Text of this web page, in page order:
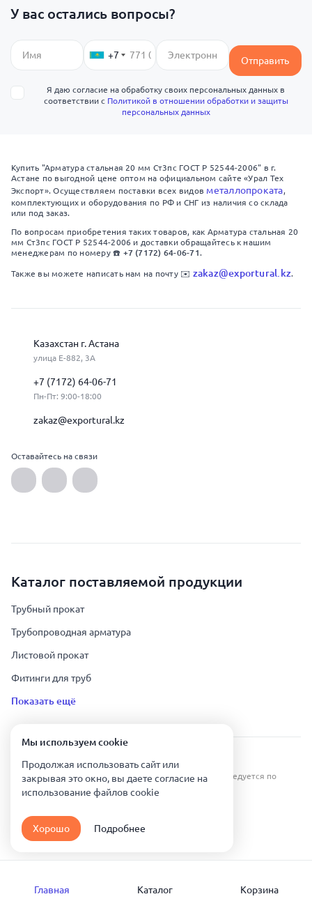
У вас остались вопросы?
+7 Отправить
Я даю согласие на обработку своих персональных данных в
соответствии с Политикой в отношении обработки и защиты
персональных данных
Купить "Арматура стальная 20 мм Ст3пс ГОСТ Р 52544-2006" в г.
Астане по выгодной цене оптом на официальном сайте «Урал Тех
Экспорт». Осуществляем поставки всех видов металлопроката,
комплектующих и оборудования по РФ и СНГ из наличия со склада
или под заказ.
По вопросам приобретения таких товаров, как Арматура стальная 20
мм Ст3пс ГОСТ Р 52544-2006 и доставки обращайтесь к нашим
менеджерам по номеру ☎️ +7 (7172) 64-06-71.
Также вы можете написать нам на почту ✉️ zakaz@exportural.kz.
Казахстан г. Астана
улица Е-882, 3А
+7 (7172) 64-06-71
Пн-Пт: 9:00-18:00
zakaz@exportural.kz
Оставайтесь на связи
Каталог поставляемой продукции
Трубный прокат
Трубопроводная арматура
Листовой прокат
Фитинги для труб
Показать ещё
Урал Тех Экспорт — Казахстан © 2019-
Все права защищены. Копирование информации преследуется по
Карта сайта
Политика конфиденциальности
Мы используем сookie
Продолжая использовать сайт или
закрывая это окно, вы даете согласие на
использование файлов сookie
Хорошо Подробнее
Главная Каталог Корзина